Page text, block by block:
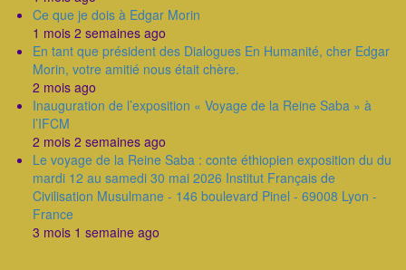
Ce que je dois à Edgar Morin
1 mois 2 semaines ago
En tant que président des Dialogues En Humanité, cher Edgar
Morin, votre amitié nous était chère.
2 mois ago
Inauguration de l’exposition « Voyage de la Reine Saba » à
l’IFCM
2 mois 2 semaines ago
Le voyage de la Reine Saba : conte éthiopien exposition du du
mardi 12 au samedi 30 mai 2026 Institut Français de
Civilisation Musulmane - 146 boulevard Pinel - 69008 Lyon -
France
3 mois 1 semaine ago